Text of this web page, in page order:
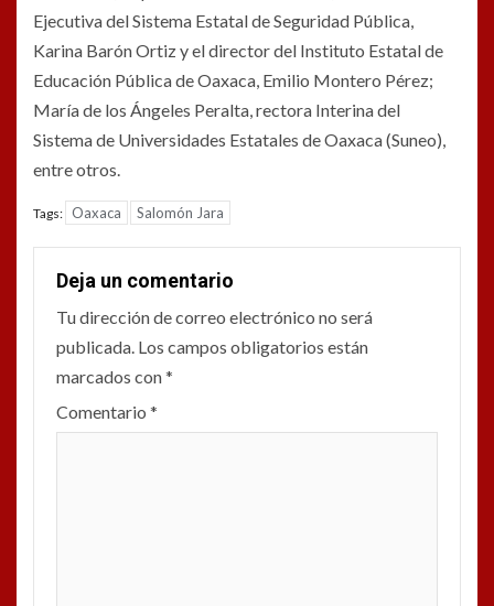
Ejecutiva del Sistema Estatal de Seguridad Pública,
Karina Barón Ortiz y el director del Instituto Estatal de
Educación Pública de Oaxaca, Emilio Montero Pérez;
María de los Ángeles Peralta, rectora Interina del
Sistema de Universidades Estatales de Oaxaca (Suneo),
entre otros.
Tags: Oaxaca Salomón Jara
Deja un comentario
Tu dirección de correo electrónico no será
publicada. Los campos obligatorios están
marcados con*
Comentario *